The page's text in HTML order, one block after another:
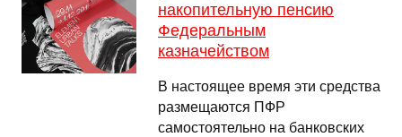
накопительную пенсию
Федеральным
казначейством
В настоящее время эти средства
размещаются ПФР
самостоятельно на банковских